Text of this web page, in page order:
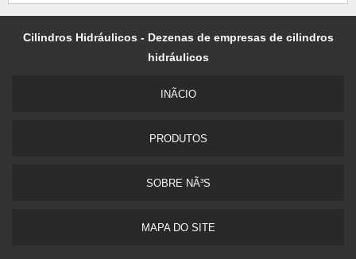
Cilindros Hidráulicos - Dezenas de empresas de cilindros
hidráulicos
INÃ­CIO
PRODUTOS
SOBRE NÃ³S
MAPA DO SITE